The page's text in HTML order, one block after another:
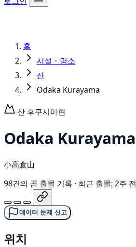
홈
시설・명소
산
Odaka Kurayama
산 후쿠시마현
Odaka Kurayama
小高倉山
98건의 곰 출몰 기록 · 최근 출몰: 2주 전
데이터 문제 신고
위치